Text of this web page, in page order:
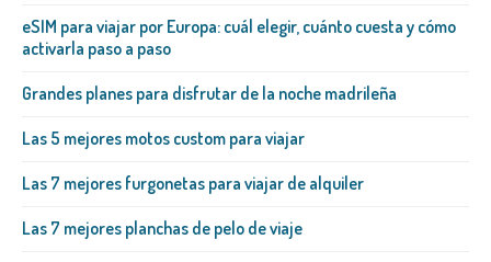
eSIM para viajar por Europa: cuál elegir, cuánto cuesta y cómo
activarla paso a paso
Grandes planes para disfrutar de la noche madrileña
Las 5 mejores motos custom para viajar
Las 7 mejores furgonetas para viajar de alquiler
Las 7 mejores planchas de pelo de viaje